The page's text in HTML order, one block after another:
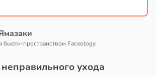
пространством Faceology
ухода